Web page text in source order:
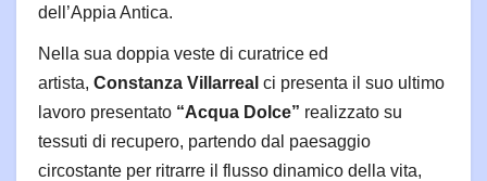
dell’Appia Antica.
Nella sua doppia veste di curatrice ed
artista, Constanza Villarreal ci presenta il suo ultimo
lavoro presentato “Acqua Dolce” realizzato su
tessuti di recupero, partendo dal paesaggio
circostante per ritrarre il flusso dinamico della vita,